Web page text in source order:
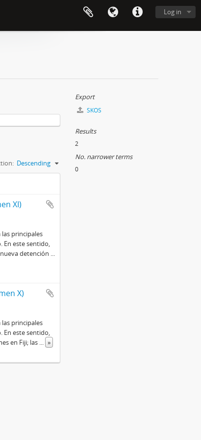
Log in
Descending
XI)
principales
En este sentido,
detención ...
X)
principales
En este sentido,
en Fiji; las ... »
Export
SKOS
Results
2
No. narrower terms
0